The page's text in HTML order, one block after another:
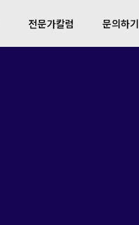
전문가칼럼 문의하기